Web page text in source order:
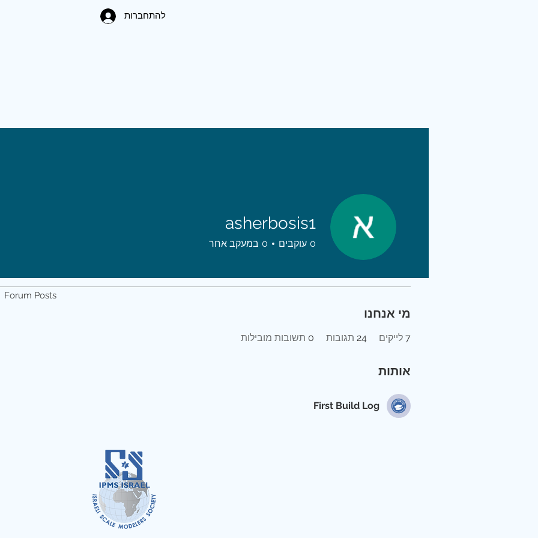
להתחברות
פרופיל
תאריך הצטרפות: 13 במאי 2022
מי אנחנו
7 לייקים 24 תגובות 0 תשובות מובילות
אותות
First Build Log
asherbosis1
0 עוקבים 0 במעקב אחר
Forum Posts